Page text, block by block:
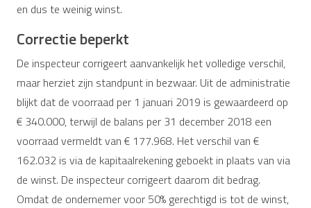
en dus te weinig winst.
Correctie beperkt
De inspecteur corrigeert aanvankelijk het volledige verschil,
maar herziet zijn standpunt in bezwaar. Uit de administratie
blijkt dat de voorraad per 1 januari 2019 is gewaardeerd op
€ 340.000, terwijl de balans per 31 december 2018 een
voorraad vermeldt van € 177.968. Het verschil van €
162.032 is via de kapitaalrekening geboekt in plaats van via
de winst. De inspecteur corrigeert daarom dit bedrag.
Omdat de ondernemer voor 50% gerechtigd is tot de winst,